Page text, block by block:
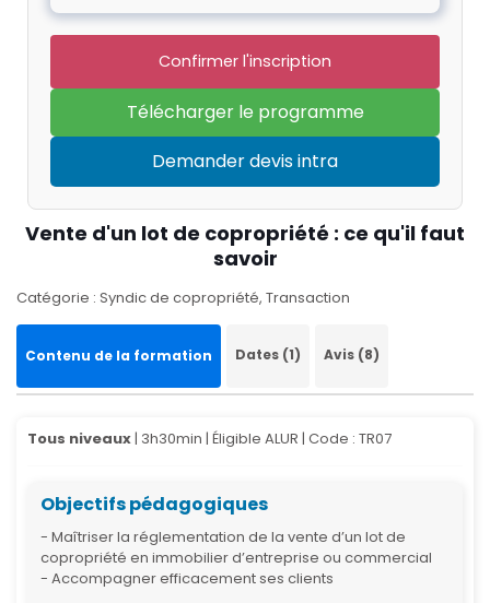
Vente d'un lot de copropriété : ce qu'il faut
savoir
Catégorie : Syndic de copropriété, Transaction
Contenu de la formation Dates (1) Avis (8)
Tous niveaux| 3h30min | Éligible ALUR | Code : TR07
Objectifs pédagogiques
- Maîtriser la réglementation de la vente d’un lot de
copropriété en immobilier d’entreprise ou commercial
- Accompagner efficacement ses clients
Confirmer l'inscription
Télécharger le programme
Demander devis intra